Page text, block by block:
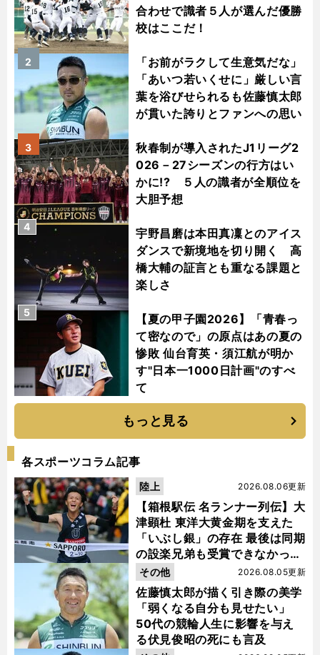
合わせで識者５人が選んだ優勝
校はここだ！
「お前がラクして生意気だな」
「あいつ若いくせに」厳しい言
葉を浴びせられるも佐藤慎太郎
が貫いた誇りとファンへの思い
2
秋春制が導入されたJ1リーグ2
026－27シーズンの行方はい
かに!? ５人の識者が全順位を
大胆予想
3
宇野昌磨は本田真凜とのアイス
ダンスで新境地を切り開く 高
橋大輔の証言とも重なる課題と
楽しさ
4
【夏の甲子園2026】「青春っ
て密なので」の原点はあの夏の
惨敗 仙台育英・須江航が明か
す"日本一1000日計画"のすべ
て
5
もっと見る
各スポーツコラム記事
【箱根駅伝 名ランナー列伝】大
津顕杜 東洋大黄金期を支えた
「いぶし銀」の存在 最後は同期
の設楽兄弟も受賞できなかった
金栗杯に輝く
2026.08.06更新
陸上
佐藤慎太郎が描く引き際の美学
「弱くなる自分も見せたい」
50代の競輪人生に影響を与え
る伏見俊昭の死にも言及
2026.08.05更新
その他